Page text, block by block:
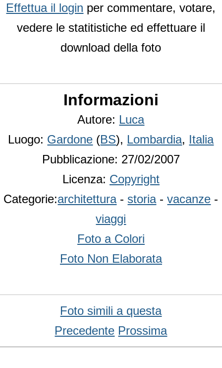
Effettua il login per commentare, votare,
vedere le statitistiche ed effettuare il
download della foto
Informazioni
Autore: Luca
Luogo: Gardone (BS), Lombardia, Italia
Pubblicazione: 27/02/2007
Licenza: Copyright
Categorie:architettura- storia-vacanze -
viaggi
Foto a Colori
Foto Non Elaborata
Foto simili a questa
Precedente Prossima